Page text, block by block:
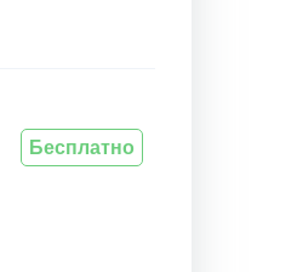
Бесплатно